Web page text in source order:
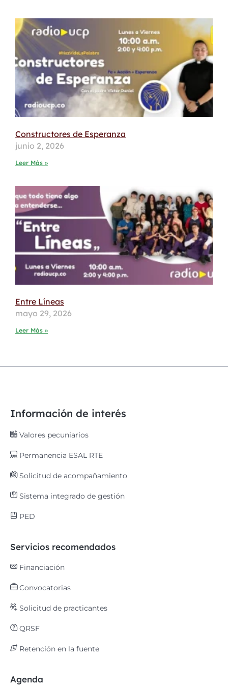
Constructores de Esperanza
junio 2, 2026
Leer Más »
Entre Líneas
mayo 29, 2026
Leer Más »
Información de interés
Valores pecuniarios
Permanencia ESAL RTE
Solicitud de acompañamiento
Sistema integrado de gestión
PED
Servicios recomendados
Financiación
Convocatorias
Solicitud de practicantes
QRSF
Retención en la fuente
Agenda